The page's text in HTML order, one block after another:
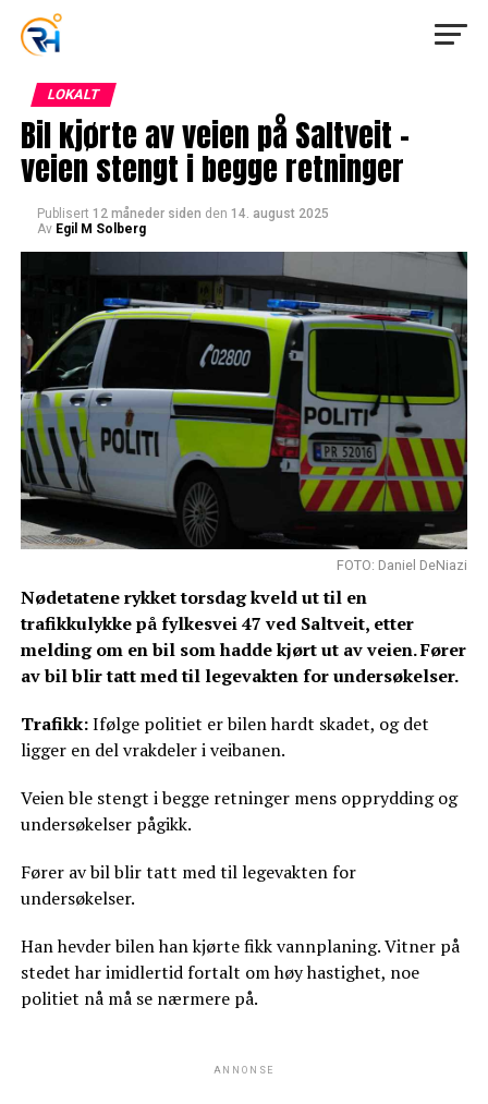
LOKALT
Bil kjørte av veien på Saltveit –
veien stengt i begge retninger
Publisert 12 måneder siden den 14. august 2025
Av Egil M Solberg
FOTO: Daniel DeNiazi
Nødetatene rykket torsdag kveld ut til en
trafikkulykke på fylkesvei 47 ved Saltveit, etter
melding om en bil som hadde kjørt ut av veien. Fører
av bil blir tatt med til legevakten for undersøkelser.
Trafikk:Ifølge politiet er bilen hardt skadet, og det
ligger en del vrakdeler i veibanen.
Veien ble stengt i begge retninger mens opprydding og
undersøkelser pågikk.
Fører av bil blir tatt med til legevakten for
undersøkelser.
Han hevder bilen han kjørte fikk vannplaning. Vitner på
stedet har imidlertid fortalt om høy hastighet, noe
politiet nå må se nærmere på.
ANNONSE